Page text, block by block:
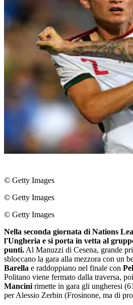
© Getty Images
© Getty Images
© Getty Images
Nella seconda giornata di Nations
l'Ungheria e si porta in vetta al
punti. Al Manuzzi di Cesena, grande
sbloccano la gara alla mezzora con un
Barella e raddoppiano nel finale con
Politano viene fermato dalla traversa,
Mancini rimette in gara gli ungheresi
per Alessio Zerbin (Frosinone, ma di